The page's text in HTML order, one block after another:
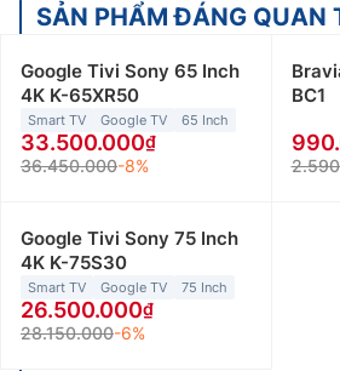
SẢN PHẨM ĐÁNG QUAN
Google Tivi Sony 65 Inch
4K K-65XR50
Smart TV Google TV 65 Inch
33.500.000
36.450.000-8%
BC1
Google Tivi Sony 75 Inch
4K K-75S30
Smart TV Google TV 75 Inch
26.500.000
28.150.000-6%